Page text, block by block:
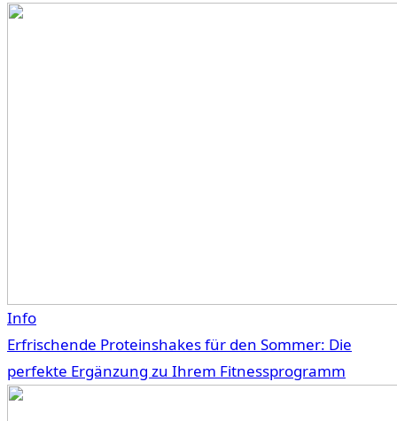
Info
Erfrischende Proteinshakes für den Sommer: Die
perfekte Ergänzung zu Ihrem Fitnessprogramm